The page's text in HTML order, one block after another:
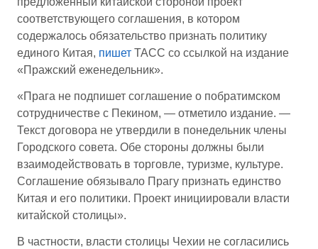
соответствующего соглашения, в котором
содержалось обязательство признать политику
единого Китая, пишет ТАСС со ссылкой на издание
«Пражский еженедельник».
«Прага не подпишет соглашение о побратимском
сотрудничестве с Пекином, — отметило издание. —
Текст договора не утвердили в понедельник члены
Городского совета. Обе стороны должны были
взаимодействовать в торговле, туризме, культуре.
Соглашение обязывало Прагу признать единство
Китая и его политики. Проект инициировали власти
китайской столицы».
В частности, власти столицы Чехии не согласились